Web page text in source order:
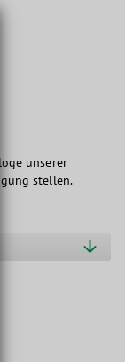
unserer
stellen.